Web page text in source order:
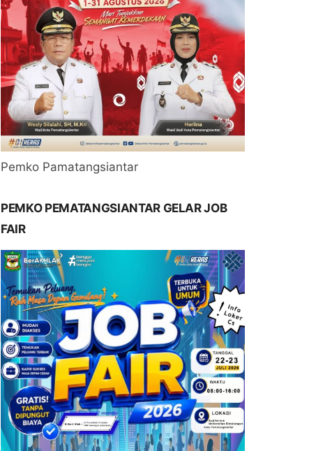
Pemko Pamatangsiantar
PEMKO PEMATANGSIANTAR GELAR JOB
FAIR